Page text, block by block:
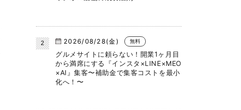
2026/08/28(金) 無料
グルメサイトに頼らない！開業1ヶ月目
から満席にする『インスタ×LINE×MEO
×AI』集客〜補助金で集客コストを最小
化へ！〜